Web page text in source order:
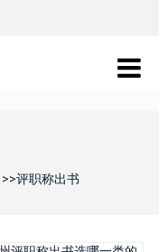
>>评职称出书